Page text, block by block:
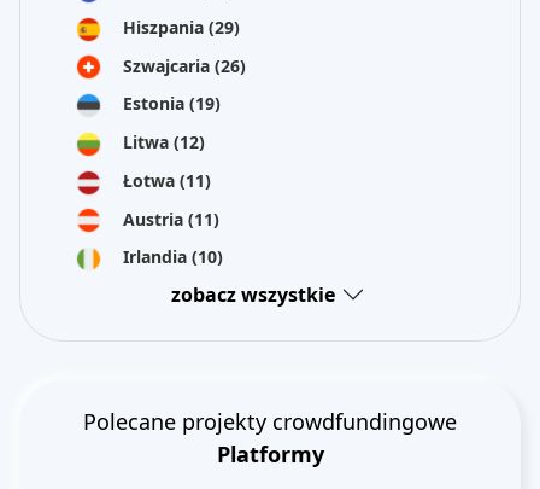
Hiszpania (29)
Szwajcaria (26)
Estonia (19)
Litwa (12)
Łotwa (11)
Austria (11)
Irlandia (10)
zobacz wszystkie
Polecane projekty crowdfundingowe
Platformy